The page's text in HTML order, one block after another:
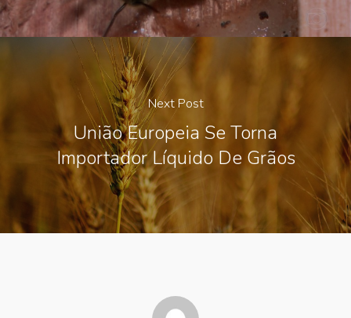
Next Post
União Europeia Se Torna
Importador Líquido De Grãos